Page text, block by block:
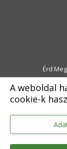
A weboldal
cookie-k
Érd